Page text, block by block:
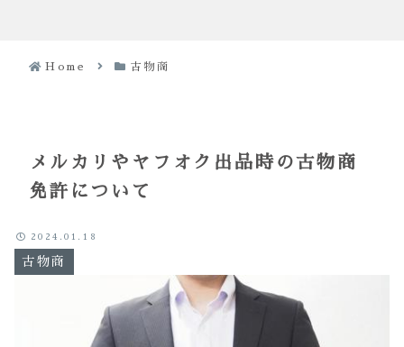
Home 古物商
メルカリやヤフオク出品時の古物商
免許について
古物商
2024.01.18